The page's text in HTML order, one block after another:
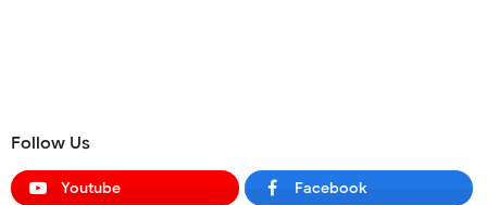
Follow Us
Youtube Facebook